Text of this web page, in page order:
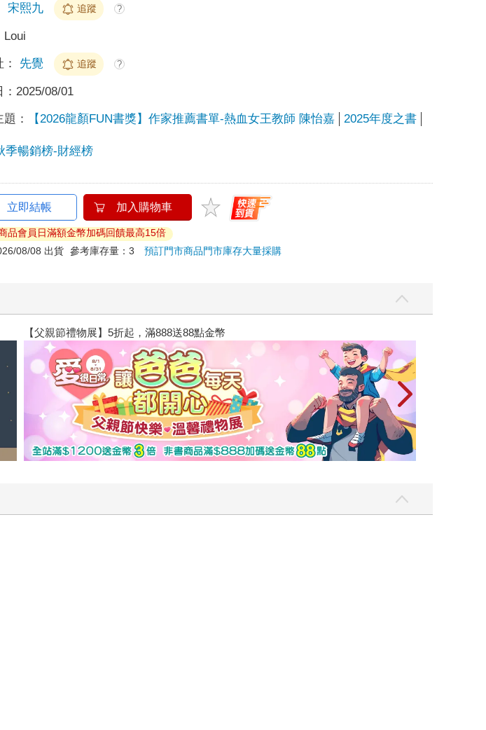
宋熙九 追蹤 ?
Loui
先覺 追蹤 ?
2025/08/01
： 【2026龍顏FUN書獎】作家推薦書單-熱血女王教師 陳怡嘉 2025年度之書
季暢銷榜-財經榜
立即結帳 加入購物車
品會員日滿額金幣加碼回饋最高15倍
08/08 出貨 參考庫存量：3預訂門市商品門市庫存大量採購
閱讀漫遊錄-2026上半年暢銷榜